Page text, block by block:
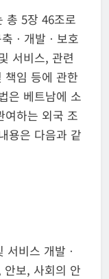
총 5장 46조로
ㆍ개발ㆍ보호
서비스, 관련
책임 등에 관한
은 베트남에 소
여하는 외국 조
용은 다음과 같
비스 개발ㆍ
보, 사회의 안